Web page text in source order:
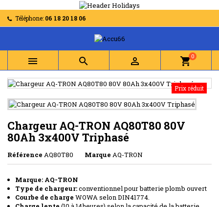
Téléphone: 06 18 20 18 06
   shopping_cart0
Prix réduit
Chargeur AQ-TRON AQ80T80 80V
80Ah 3x400V Triphasé
Référence AQ80T80 Marque AQ-TRON
Marque: AQ-TRON
Type de chargeur:conventionnel pour batterie plomb ouvert
Courbe de charge WOWA selon DIN41774.